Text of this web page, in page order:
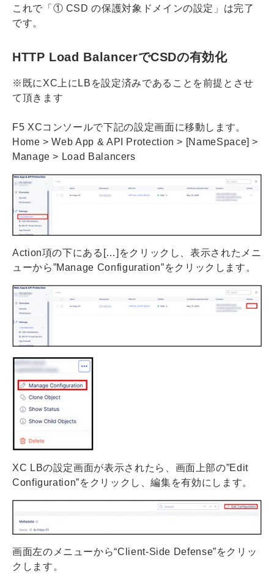
これで「① CSD の保護対象ドメインの設定」は完了
です。
HTTP Load BalancerでCSDの有効化
※既にXC上にLBを設定済みであることを前提とさせ
て頂きます
F5 XCコンソールで下記の設定画面に移動します。
Home > Web App & API Protection > [NameSpace] >
Manage > Load Balancers
Action項の下にある[…]をクリックし、表示されたメニ
ューから”Manage Configuration”をクリックします。
XC LBの設定画面が表示されたら、画面上部の”Edit
Configuration”をクリックし、編集を有効にします。
画面左のメニューから“Client-Side Defense”をクリッ
クします。